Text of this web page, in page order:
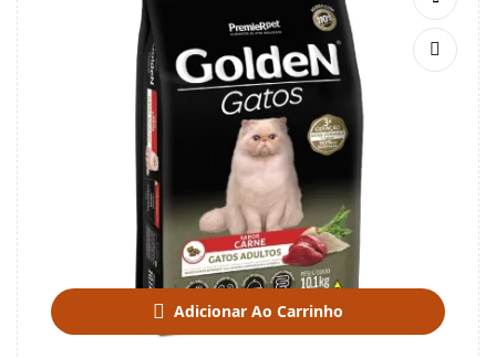
Adicionar Ao Carrinho